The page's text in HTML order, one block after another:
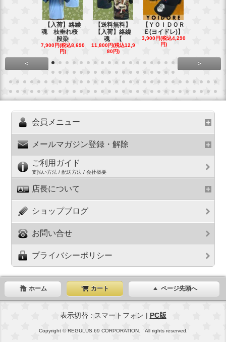
【入荷】絡繰
魂 枝垂れ桜
段染
7,900円(税込8,690
円)
【送料無料】
【入荷】絡繰
魂 【
11,800円(税込12,9
80円)
【ＹＯＩＤＯＲ
Ｅ(ヨイドレ)】
3,900円(税込4,290
円)
< >
会員メニュー
メールマガジン登録・解除
ご利用ガイド
支払い方法 / 配送方法 / 会社概要
店長について
ショップブログ
お問い合せ
プライバシーポリシー
ホーム カート ページ先頭へ
表示切替 : スマートフォン | PC版
Copyright © REGULUS.69 CORPORATION. All rights reserved.